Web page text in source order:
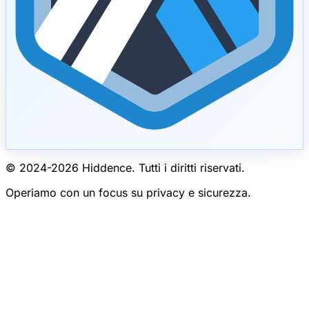
© 2024-2026 Hiddence. Tutti i diritti riservati.
Operiamo con un focus su privacy e sicurezza.